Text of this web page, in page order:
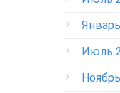
Июль